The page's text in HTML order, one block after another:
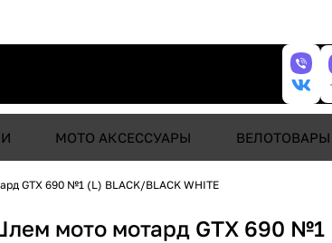
МОТО АКСЕССУАРЫ
GTX 690 №1 (L) BLACK/BLACK WHITE
мото мотард GTX 690 №1